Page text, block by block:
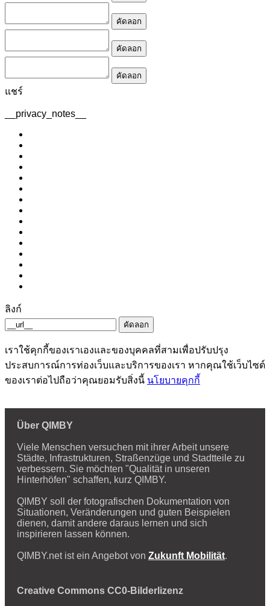
คัดลอก
คัดลอก
คัดลอก
แชร์
__privacy_notes__
ลิงก์
คัดลอก
เราใช้คุกกี้ของเราเองและของบุคคลที่สามเพื่อปรับปรุง
ประสบการณ์การท่องเว็บและบริการของเรา หากคุณใช้เว็บไซต์
ของเราต่อไปถือว่าคุณยอมรับสิ่งนี้ นโยบายคุกกี้
Über QIMBY
Viele Menschen versuchen mit ihrer Arbeit unsere
Städte, Infrastrukturen, Straßenzüge und Stadtteile zu
verbessern. Sie möchten "Qualität in unseren
Hinterhöfen" schaffen, kurz QIMBY.
QIMBY soll der fotografischen Dokumentation von
Situationen, Veränderungen und guten Beispielen
dienen, damit andere daraus lernen und sich
inspirieren lassen können.
QIMBY.net ist ein Angebot von Zukunft Mobilität.
Creative Commons CC0-Bilderlizenz